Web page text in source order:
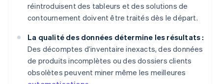
réintroduisent des tableurs et des solutions de
contournement doivent être traités dès le départ.
La qualité des données détermine les résultats :
Des décomptes d’inventaire inexacts, des données
de produits incomplètes ou des dossiers clients
obsolètes peuvent miner même les meilleures